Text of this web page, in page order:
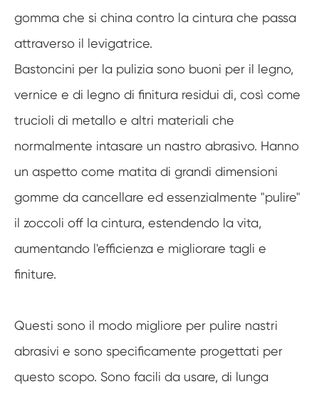
gomma che si china contro la cintura che passa
attraverso il levigatrice.
Bastoncini per la pulizia sono buoni per il legno,
vernice e di legno di finitura residui di, così come
trucioli di metallo e altri materiali che
normalmente intasare un nastro abrasivo. Hanno
un aspetto come matita di grandi dimensioni
gomme da cancellare ed essenzialmente "pulire"
il zoccoli off la cintura, estendendo la vita,
aumentando l'efficienza e migliorare tagli e
finiture.
Questi sono il modo migliore per pulire nastri
abrasivi e sono specificamente progettati per
questo scopo. Sono facili da usare, di lunga